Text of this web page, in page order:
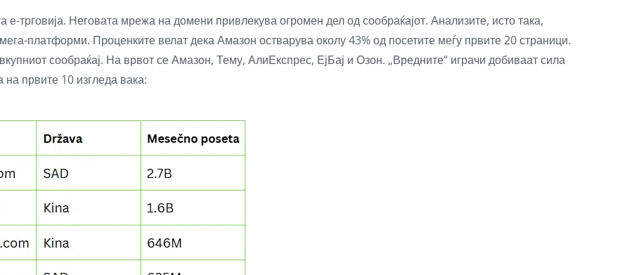
трговија. Неговата мрежа на домени привлекува огромен дел од сообраќајот. Анализите, исто така,
платформи. Проценките велат дека Амазон остварува околу 43% од посетите меѓу првите 20 страници.
сообраќај. На врвот се Амазон, Тему, АлиЕкспрес, ЕјБај и Озон. „Вредните“ играчи добиваат сила
првите 10 изгледа вака: